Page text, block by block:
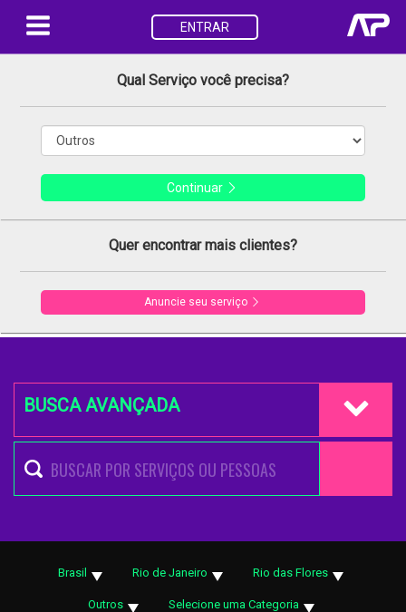
ENTRAR
Qual Serviço você precisa?
Continuar
Quer encontrar mais clientes?
Anuncie seu serviço
BUSCA AVANÇADA
Brasil Rio de Janeiro Rio das Flores
Outros Selecione uma Categoria